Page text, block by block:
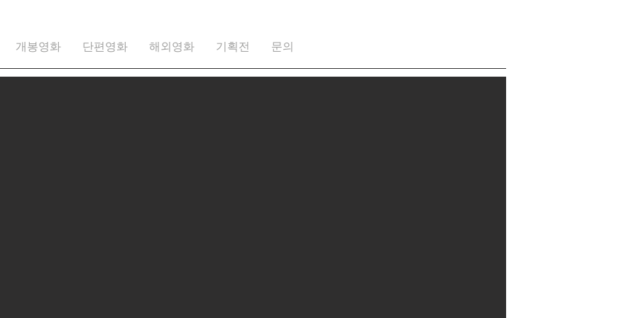
개봉영화 단편영화 해외영화 기획전 문의